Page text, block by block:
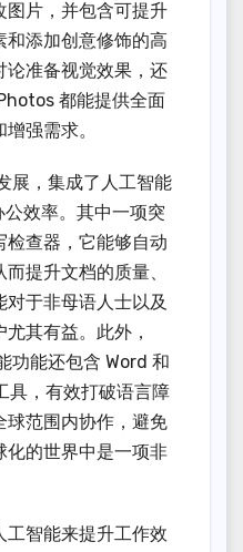
图片，并包含可提升
和添加创意修饰的高
论准备视觉效果，还
都能提供全面
强需求。
展，集成了人工智能
效率。其中一项突
检查器，它能够自动
提升文档的质量、
于非母语人士以及
其有益。此外，
功能还包含 Word 和
具，有效打破语言障
球范围内协作，避免
化的世界中是一项非
工智能来提升工作效